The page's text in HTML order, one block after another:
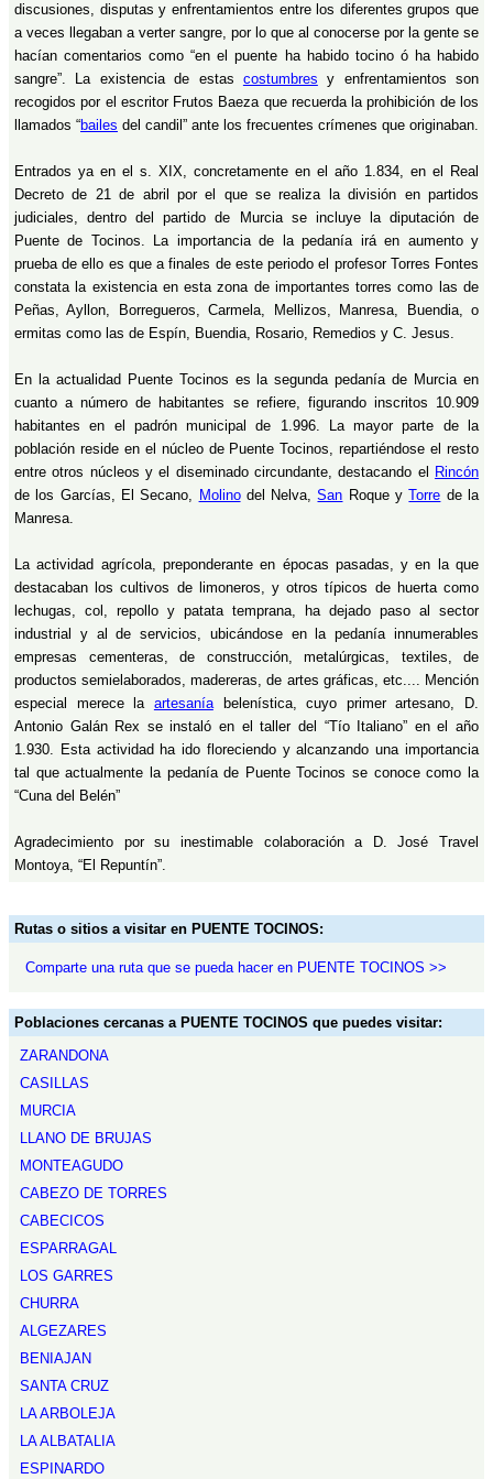
discusiones, disputas y enfrentamientos entre los diferentes grupos que
a veces llegaban a verter sangre, por lo que al conocerse por la gente se
hacían comentarios como “en el puente ha habido tocino ó ha habido
sangre”. La existencia de estas costumbres y enfrentamientos son
recogidos por el escritor Frutos Baeza que recuerda la prohibición de los
llamados “bailes del candil” ante los frecuentes crímenes que originaban.
Entrados ya en el s. XIX, concretamente en el año 1.834, en el Real
Decreto de 21 de abril por el que se realiza la división en partidos
judiciales, dentro del partido de Murcia se incluye la diputación de
Puente de Tocinos. La importancia de la pedanía irá en aumento y
prueba de ello es que a finales de este periodo el profesor Torres Fontes
constata la existencia en esta zona de importantes torres como las de
Peñas, Ayllon, Borregueros, Carmela, Mellizos, Manresa, Buendia, o
ermitas como las de Espín, Buendia, Rosario, Remedios y C. Jesus.
En la actualidad Puente Tocinos es la segunda pedanía de Murcia en
cuanto a número de habitantes se refiere, figurando inscritos 10.909
habitantes en el padrón municipal de 1.996. La mayor parte de la
población reside en el núcleo de Puente Tocinos, repartiéndose el resto
entre otros núcleos y el diseminado circundante, destacando el
Rincón
de los Garcías, El Secano, Molinodel Nelva,San Roque yTorre de la
Manresa.
La actividad agrícola, preponderante en épocas pasadas, y en la que
destacaban los cultivos de limoneros, y otros típicos de huerta como
lechugas, col, repollo y patata temprana, ha dejado paso al sector
industrial y al de servicios, ubicándose en la pedanía innumerables
empresas cementeras, de construcción, metalúrgicas, textiles, de
productos semielaborados, madereras, de artes gráficas, etc.... Mención
especial merece la artesaníabelenística, cuyo primer artesano, D.
Antonio Galán Rex se instaló en el taller del “Tío Italiano” en el año
1.930. Esta actividad ha ido floreciendo y alcanzando una importancia
tal que actualmente la pedanía de Puente Tocinos se conoce como la
“Cuna del Belén”
Agradecimiento por su inestimable colaboración a D. José Travel
Montoya, “El Repuntín”.
Rutas o sitios a visitar en PUENTE TOCINOS:
Comparte una ruta que se pueda hacer en PUENTE TOCINOS >>
Poblaciones cercanas a PUENTE TOCINOS que puedes visitar:
ZARANDONA
CASILLAS
MURCIA
LLANO DE BRUJAS
MONTEAGUDO
CABEZO DE TORRES
CABECICOS
ESPARRAGAL
LOS GARRES
CHURRA
ALGEZARES
BENIAJAN
SANTA CRUZ
LA ARBOLEJA
LA ALBATALIA
ESPINARDO